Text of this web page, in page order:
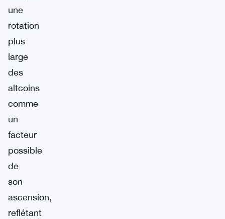
une
rotation
plus
large
des
altcoins
comme
un
facteur
possible
de
son
ascension,
reflétant